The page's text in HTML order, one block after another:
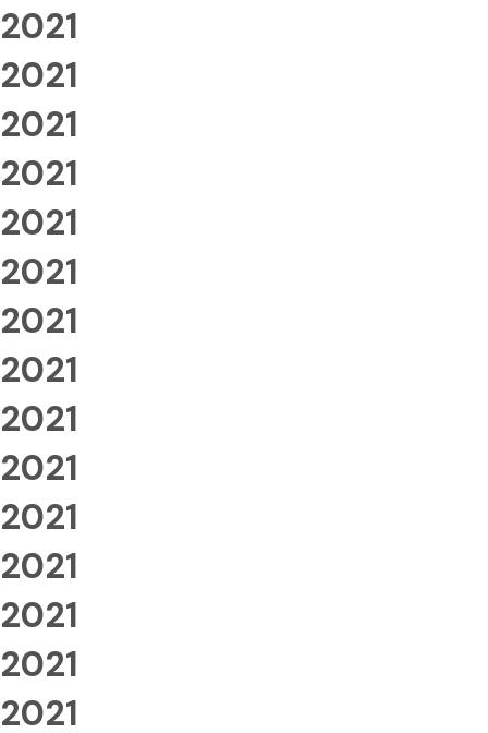
2021
2021
2021
2021
2021
2021
2021
2021
2021
2021
2021
2021
2021
2021
2021